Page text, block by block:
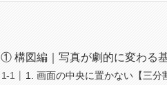
① 構図編｜写真が劇的に変わる
1. 画面の中央に置かない【三分